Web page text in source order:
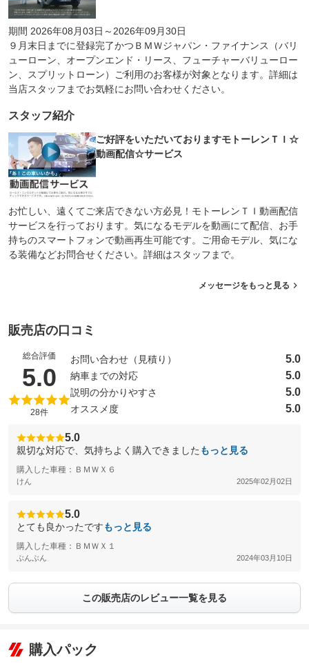
期間 2026年08月03日～2026年09月30日
９月末日までに登録完了かつＢＭＷジャパン・ファイナンス（バリ
ューローン、オープンエンド・リース、フューチャーバリューロー
ン、スプリットローン）ご利用のお客様が対象となります。詳細は
当店スタッフまでお気軽にお問い合わせください。
スタッフ紹介
ご好評をいただいておりますモトーレンＴＩ☆
動画配信☆サービス
お忙しい、遠くてご来店できない方必見！モトーレンＴＩ動画配信
サービスを行っております。気になるモデルを動画にて配信、お手
持ちのスマートフォンで動画再生可能です。ご用命モデル、気にな
る装備などお問合せください。詳細はスタッフまで。
メッセージをもっと見る
販売店の口コミ
総合評価
5.0 （5点満点中）
28件
お問い合わせ（見積り） 5.0
納車までの対応 5.0
説明の分かりやすさ 5.0
オススメ度 5.0
5.0
親切な対応で、気持ちよく購入できました もっと見る
購入した車種：ＢＭＷＸ６
けん 2025年02月02日
5.0
とても良かったですもっと見る
購入した車種：ＢＭＷＸ１
ぶんぶん 2024年03月10日
この販売店のレビュー一覧を見る
購入パック